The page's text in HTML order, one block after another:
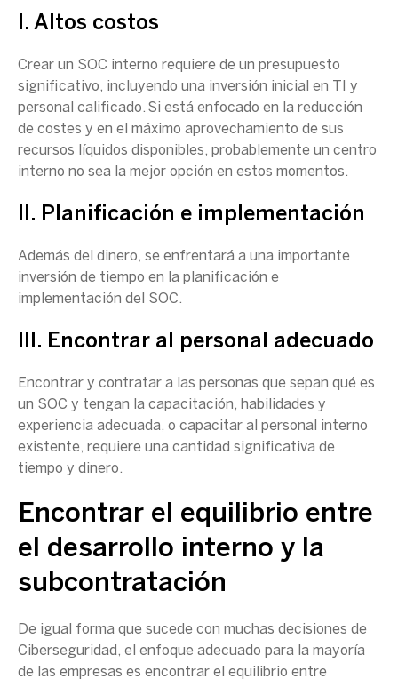
I. Altos costos
Crear un SOC interno requiere de un presupuesto
significativo, incluyendo una inversión inicial en TI y
personal calificado. Si está enfocado en la reducción
de costes y en el máximo aprovechamiento de sus
recursos líquidos disponibles, probablemente un centro
interno no sea la mejor opción en estos momentos.
II. Planificación e implementación
Además del dinero, se enfrentará a una importante
inversión de tiempo en la planificación e
implementación del SOC.
III. Encontrar al personal adecuado
Encontrar y contratar a las personas que sepan qué es
un SOC y tengan la capacitación, habilidades y
experiencia adecuada, o capacitar al personal interno
existente, requiere una cantidad significativa de
tiempo y dinero.
Encontrar el equilibrio entre
el desarrollo interno y la
subcontratación
De igual forma que sucede con muchas decisiones de
Ciberseguridad , el enfoque adecuado para la mayoría
de las empresas es encontrar el equilibrio entre